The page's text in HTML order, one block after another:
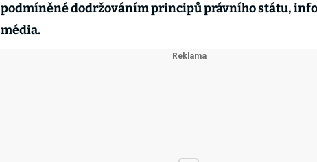
podmíněné dodržováním principů právního státu,
média.